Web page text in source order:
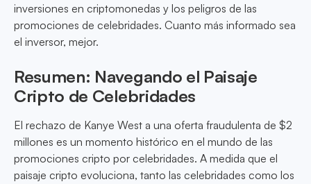
inversiones en criptomonedas y los peligros de las
promociones de celebridades. Cuanto más informado sea
el inversor, mejor.
Resumen: Navegando el Paisaje
Cripto de Celebridades
El rechazo de Kanye West a una oferta fraudulenta de $2
millones es un momento histórico en el mundo de las
promociones cripto por celebridades. A medida que el
paisaje cripto evoluciona, tanto las celebridades como los